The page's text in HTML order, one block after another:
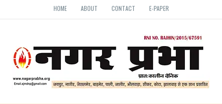
HOME ABOUT CONTACT E-PAPER